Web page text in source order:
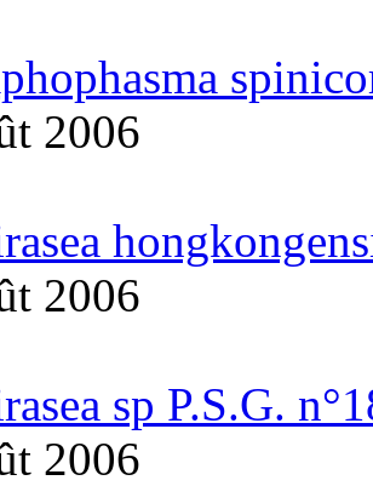
2006
2006
sp P.S.G.
2006